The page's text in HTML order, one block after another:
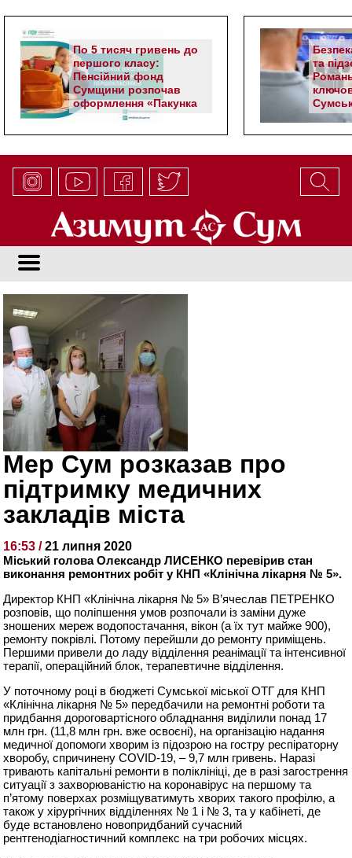
По 5 тисяч гривень до
першого класу:
Пенсійний фонд
Сумщини розпочав
оформлення «Пакунка
школяра»
та
Мер Сум розказав про
підтримку медичних
закладів міста
16:53 /21 липня 2020
Міський голова Олександр ЛИСЕНКО перевірив стан
виконання ремонтних робіт у КНП «Клінічна лікарня № 5».
Директор КНП «Клінічна лікарня № 5» В’ячеслав ПЕТРЕНКО
розповів, що поліпшення умов розпочали із заміни дуже
зношених мереж водопостачання, вікон (а їх тут майже 900),
ремонту покрівлі. Потому перейшли до ремонту приміщень.
Першими привели до ладу відділення реанімації та інтенсивної
терапії, операційний блок, терапевтичне відділення.
У поточному році в бюджеті Сумської міської ОТГ для КНП
«Клінічна лікарня № 5» передбачили на ремонтні роботи та
придбання дороговартісного обладнання виділили понад 17
млн грн. (11,8 млн грн. вже освоєні), на організацію надання
медичної допомоги хворим із підозрою на гостру респіраторну
хворобу, спричинену COVID-19, – 9,7 млн гривень. Наразі
тривають капітальні ремонти в поліклініці, де в разі загострення
ситуації з захворюваністю на коронавірус на першому та
п’ятому поверхах розміщуватимуть хворих такого профілю, а
також у хірургічних відділеннях № 1 і № 3, та у кабінеті, де
буде встановлено новопридбаний сучасний
рентгенодіагностичний комплекс на три робочих місцях.